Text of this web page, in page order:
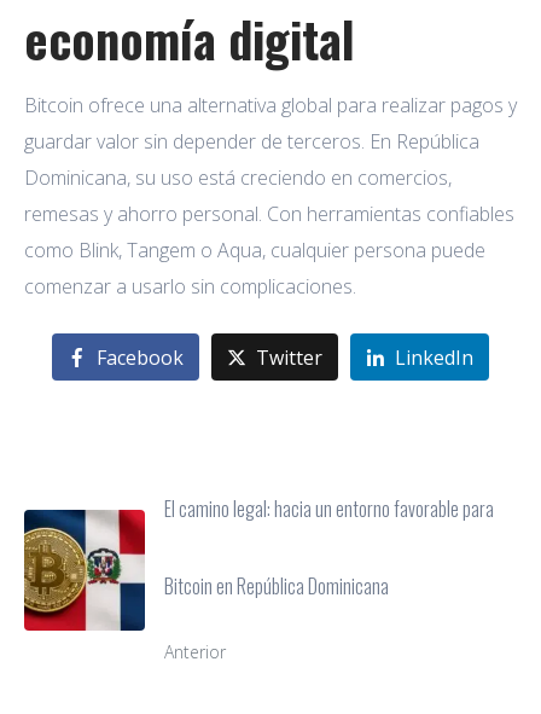
economía digital
Bitcoin ofrece una alternativa global para realizar pagos y
guardar valor sin depender de terceros. En República
Dominicana, su uso está creciendo en comercios,
remesas y ahorro personal. Con herramientas confiables
como Blink, Tangem o Aqua, cualquier persona puede
comenzar a usarlo sin complicaciones.
Facebook Twitter LinkedIn
El camino legal: hacia un entorno favorable para
Bitcoin en República Dominicana
Anterior